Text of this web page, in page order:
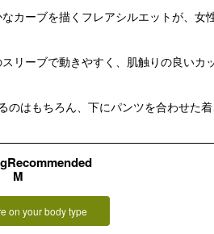
カーブを描くフレアシルエットが、女
リーブで動きやすく、肌触りの良いカ
のはもちろん、下にパンツを合わせた着
M
on your body type